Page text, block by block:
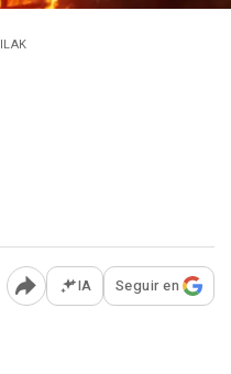
Abrir opciones para
IA Seguir en